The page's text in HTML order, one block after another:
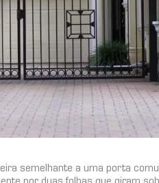
semelhante a uma porta